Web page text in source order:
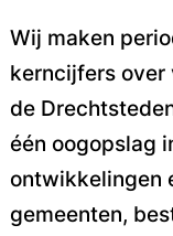
Wij maken
kerncijfers over
de
één oogopslag
ontwikkelingen
gemeenten,